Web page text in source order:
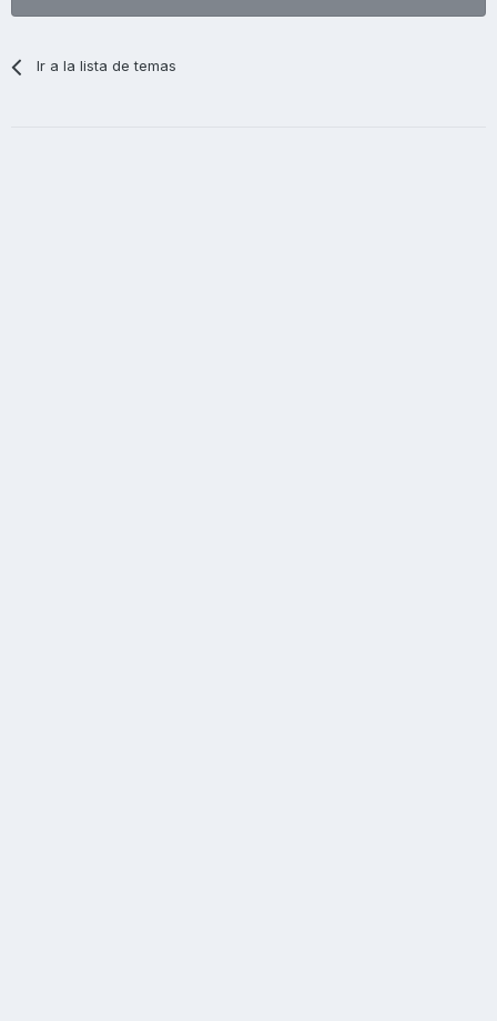
Ir a la lista de temas